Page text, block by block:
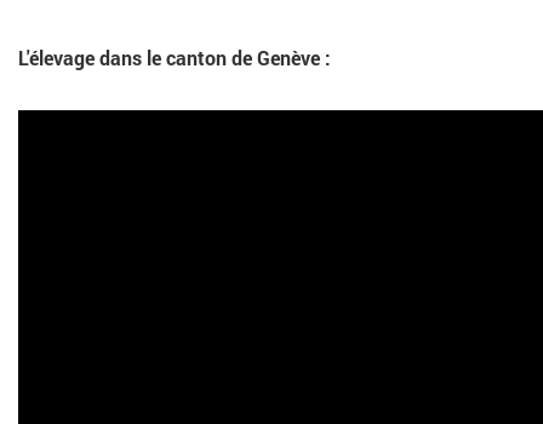
L'élevage dans le canton de Genève :